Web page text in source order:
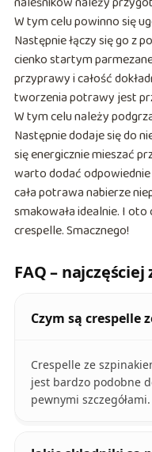
W tym celu powinno się
Następnie łączy się go z
cienko startym
przyprawy i całość
tworzenia potrawy jest
W tym celu należy
Następnie dodaje się do
się energicznie mieszać
warto dodać
cała potrawa nabierze
smakowała idealnie. I
crespelle. Smacznego!
FAQ –
Czym są crespelle
Crespelle ze
jest bardzo podobne
pewnymi szczegółami.